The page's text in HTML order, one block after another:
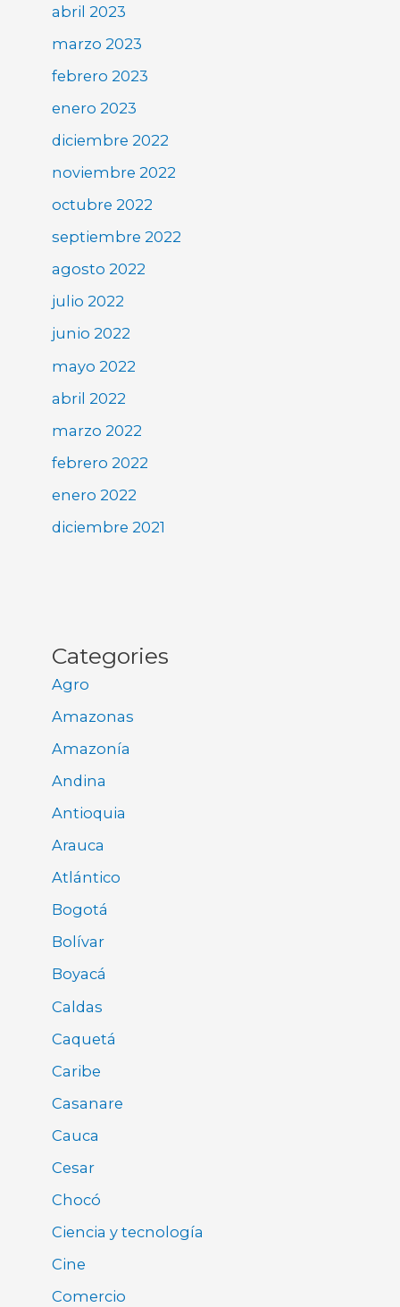
abril 2023
marzo 2023
febrero 2023
enero 2023
diciembre 2022
noviembre 2022
octubre 2022
septiembre 2022
agosto 2022
julio 2022
junio 2022
mayo 2022
abril 2022
marzo 2022
febrero 2022
enero 2022
diciembre 2021
Categories
Agro
Amazonas
Amazonía
Andina
Antioquia
Arauca
Atlántico
Bogotá
Bolívar
Boyacá
Caldas
Caquetá
Caribe
Casanare
Cauca
Cesar
Chocó
Ciencia y tecnología
Cine
Comercio